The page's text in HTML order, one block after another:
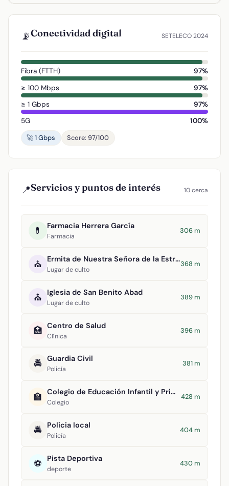
📡Conectividad digital SETELECO 2024
Fibra (FTTH)
97%
≥ 100 Mbps
97%
≥ 1 Gbps
97%
5G
100%
🚀 1 Gbps
Score: 97/100
📍Servicios y puntos de interés 10 cerca
💊 Farmacia Herrera García
Farmacia
306 m
⛪ Ermita de Nuestra Señora de la Estrella
Lugar de culto
368 m
⛪ Iglesia de San Benito Abad
Lugar de culto
389 m
🏥 Centro de Salud
Clínica
396 m
🚔 Guardia Civil
Policía
381 m
🏫 Colegio de Educación Infantil y Primaria Virgen de la Estrella
Colegio
428 m
🚔 Policia local
Policía
404 m
⚽ Pista Deportiva
deporte
430 m